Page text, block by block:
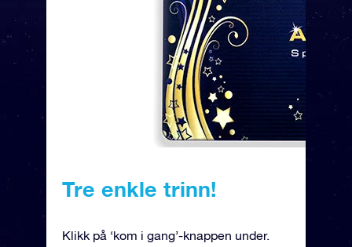
Tre enkle trinn!
Klikk på ‘kom i gang’-knappen under.